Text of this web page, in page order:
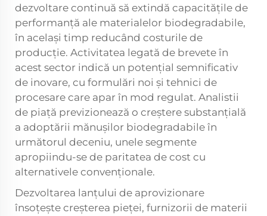
dezvoltare continuă să extindă capacitățile de
performanță ale materialelor biodegradabile,
în același timp reducând costurile de
producție. Activitatea legată de brevete în
acest sector indică un potențial semnificativ
de inovare, cu formulări noi și tehnici de
procesare care apar în mod regulat. Analistii
de piață previzionează o creștere substanțială
a adoptării mănușilor biodegradabile în
următorul deceniu, unele segmente
apropiindu-se de paritatea de cost cu
alternativele convenționale.
Dezvoltarea lanțului de aprovizionare
însoțește creșterea pieței, furnizorii de materii